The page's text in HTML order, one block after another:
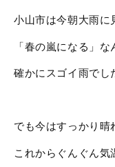
小山市は今朝大雨に
「春の嵐になる」
確かにスゴイ雨でし
でも今はすっかり晴
これからぐんぐん